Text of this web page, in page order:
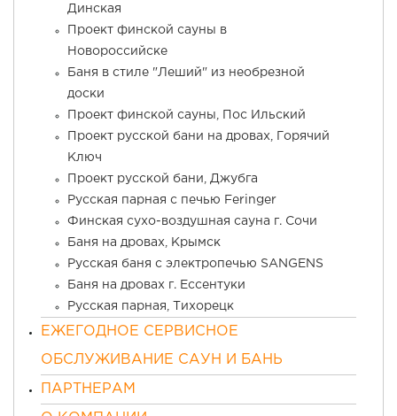
Динская
Проект финской сауны в
Новороссийске
Баня в стиле "Леший" из необрезной
доски
Проект финской сауны, Пос Ильский
Проект русской бани на дровах, Горячий
Ключ
Проект русской бани, Джубга
Русская парная с печью Feringer
Финская сухо-воздушная сауна г. Сочи
Баня на дровах, Крымск
Русская баня с электропечью SANGENS
Баня на дровах г. Ессентуки
Русская парная, Тихорецк
ЕЖЕГОДНОЕ СЕРВИСНОЕ
ОБСЛУЖИВАНИЕ САУН И БАНЬ
ПАРТНЕРАМ